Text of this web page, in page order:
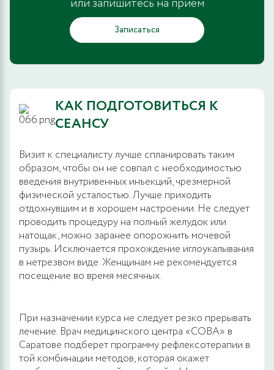
или запишитесь на прием
Записаться
КАК ПОДГОТОВИТЬСЯ К
СЕАНСУ
Визит к специалисту лучше спланировать таким
образом, чтобы он не совпал с необходимостью
введения внутривенных инъекций, чрезмерной
физической усталостью. Лучше приходить
отдохнувшим и в хорошем настроении. Не следует
проводить процедуру на полный желудок или
натощак, можно заранее опорожнить мочевой
пузырь. Исключается прохождение иглоукалывания
в нетрезвом виде. Женщинам не рекомендуется
посещение во время месячных.
При назначении курса не следует резко прерывать
лечение. Врач медицинского центра «СОВА» в
Саратове подберет программу рефлексотерапии в
той комбинации методов, которая окажет